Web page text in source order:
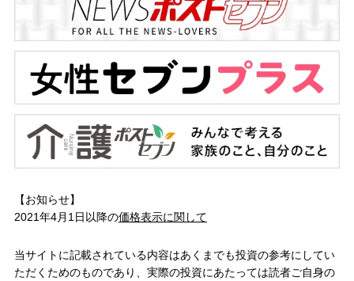
【お知らせ】
2021年4月1日以降の価格表示に関して
当サイトに記載されている内容はあくまでも投資の参考にしてい
ただくためのものであり、実際の投資にあたっては読者ご自身の